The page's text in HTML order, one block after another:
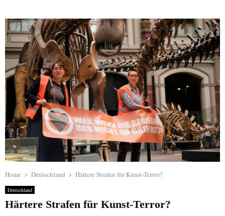
Home Deutschland Härtere Strafen für Kunst-Terror?
Deutschland
Härtere Strafen für Kunst-Terror?